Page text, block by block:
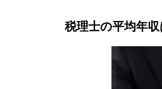
税理士の平均年収